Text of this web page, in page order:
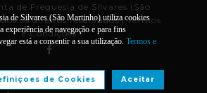
de Freguesia de Silvares (São
os direitos reservados |Termos
e Condições
Desenvolvido por:
de Silvares (São Martinho) utiliza cookies
experiência de navegação e para fins
está a consentir a sua utilização. Termos e
Aceitar
de Cookies